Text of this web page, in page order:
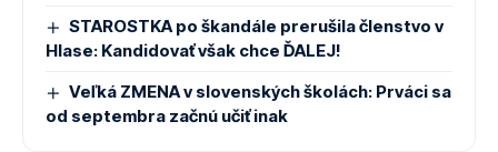
STAROSTKA po škandále prerušila členstvo v
Hlase: Kandidovať však chce ĎALEJ!
Veľká ZMENA v slovenských školách: Prváci sa
od septembra začnú učiť inak